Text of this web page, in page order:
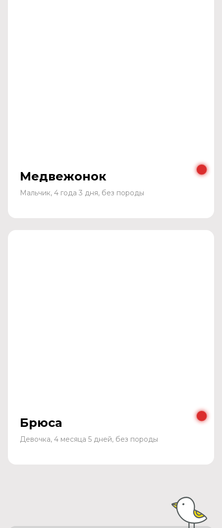
Медвежонок
Мальчик, 4 года 3 дня, без породы
Брюса
Девочка, 4 месяца 5 дней, без породы